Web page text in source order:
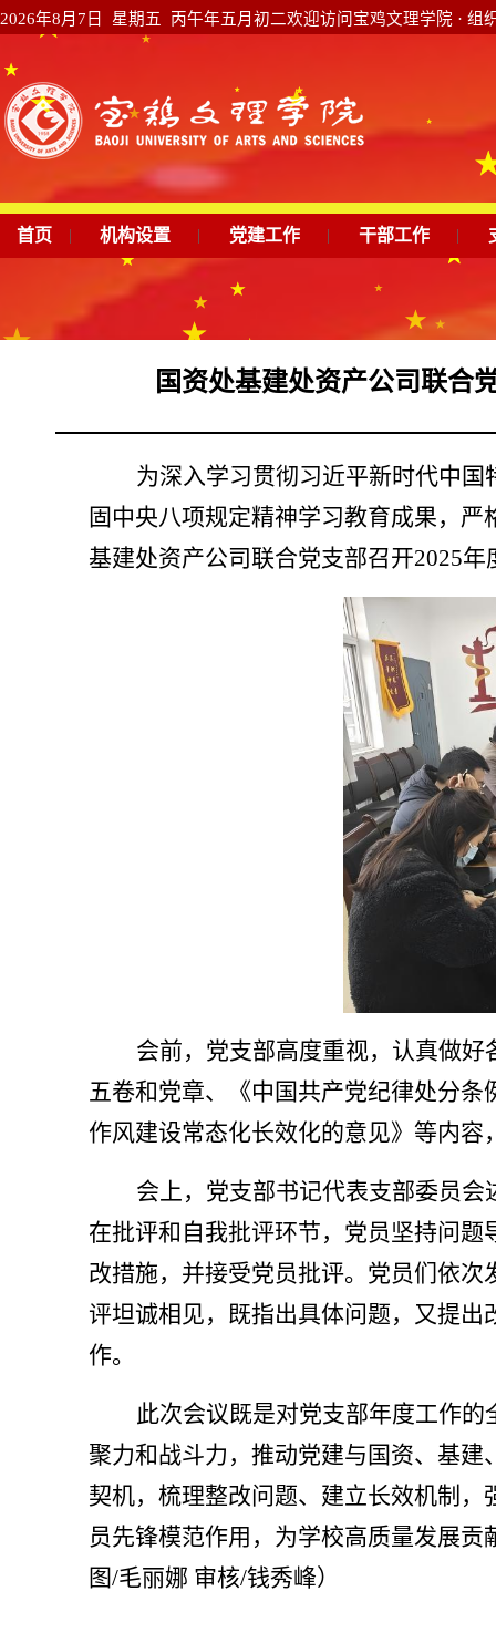
2026年8月7日 星期五 丙午年五月初二欢迎访问宝鸡文理学院 · 组
首页 | 机构设置 | 党建工作 | 干部工作 |
国资处基建处资产公司联合
为深入学习贯彻习近平新时代中
固中央八项规定精神学习教育成果，
基建处资产公司联合党支部召开2025
会前，党支部高度重视，认真做
五卷和党章、《中国共产党纪律处分
作风建设常态化长效化的意见》等内
会上，党支部书记代表支部委员
在批评和自我批评环节，党员坚持问
改措施，并接受党员批评。党员们依
评坦诚相见，既指出具体问题，又提
作。
此次会议既是对党支部年度工作
聚力和战斗力，推动党建与国资、基
契机，梳理整改问题、建立长效机制
员先锋模范作用，为学校高质量发展
图/毛丽娜 审核/钱秀峰）